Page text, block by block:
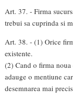
Art. 37. - Firma
trebui sa cuprinda si
Art. 38. - (1) Orice
existente.
(2) Cand o firma noua
adauge o mentiune
desemnarea mai